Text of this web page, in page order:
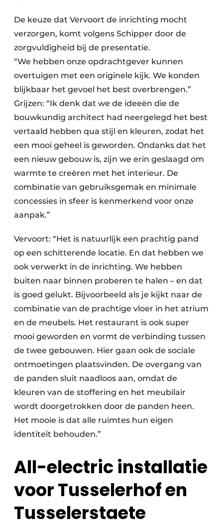
De keuze dat Vervoort de inrichting mocht
verzorgen, komt volgens Schipper door de
zorgvuldigheid bij de presentatie.
“We hebben onze opdrachtgever kunnen
overtuigen met een originele kijk. We konden
blijkbaar het gevoel het best overbrengen.”
Grijzen: “Ik denk dat we de ideeën die de
bouwkundig architect had neergelegd het best
vertaald hebben qua stijl en kleuren, zodat het
een mooi geheel is geworden. Ondanks dat het
een nieuw gebouw is, zijn we erin geslaagd om
warmte te creëren met het interieur. De
combinatie van gebruiksgemak en minimale
concessies in sfeer is kenmerkend voor onze
aanpak.”
Vervoort: “Het is natuurlijk een prachtig pand
op een schitterende locatie. En dat hebben we
ook verwerkt in de inrichting. We hebben
buiten naar binnen proberen te halen – en dat
is goed gelukt. Bijvoorbeeld als je kijkt naar de
combinatie van de prachtige vloer in het atrium
en de meubels. Het restaurant is ook super
mooi geworden en vormt de verbinding tussen
de twee gebouwen. Hier gaan ook de sociale
ontmoetingen plaatsvinden. De overgang van
de panden sluit naadloos aan, omdat de
kleuren van de stoffering en het meubilair
wordt doorgetrokken door de panden heen.
Het mooie is dat alle ruimtes hun eigen
identiteit behouden.”
All-electric installatie
voor Tusselerhof en
Tusselerstaete